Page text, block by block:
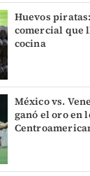
Huevos
comercial que
cocina
México vs.
ganó el oro en